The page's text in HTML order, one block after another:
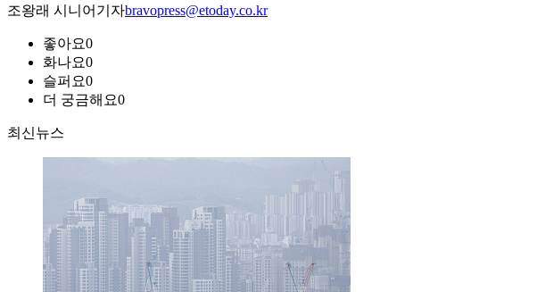
조왕래 시니어기자bravopress@etoday.co.kr
좋아요0
화나요0
슬퍼요0
더 궁금해요0
최신뉴스